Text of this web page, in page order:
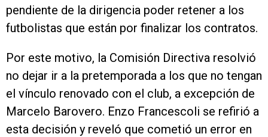
pendiente de la dirigencia poder retener a los
futbolistas que están por finalizar los contratos.
Por este motivo, la Comisión Directiva resolvió
no dejar ir a la pretemporada a los que no tengan
el vínculo renovado con el club, a excepción de
Marcelo Barovero. Enzo Francescoli se refirió a
esta decisión y reveló que cometió un error en